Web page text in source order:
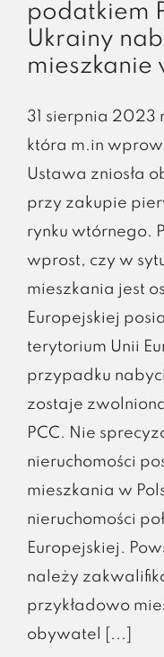
podatkiem
Ukrainy
mieszkanie
31 sierpnia 2023
która m.in
Ustawa zniosła
przy zakupie
rynku wtórnego.
wprost, czy w
mieszkania jest
Europejskiej
terytorium Unii
przypadku
zostaje
PCC. Nie
nieruchomości
mieszkania w
nieruchomości
Europejskiej.
należy
przykładowo
obywatel [...]